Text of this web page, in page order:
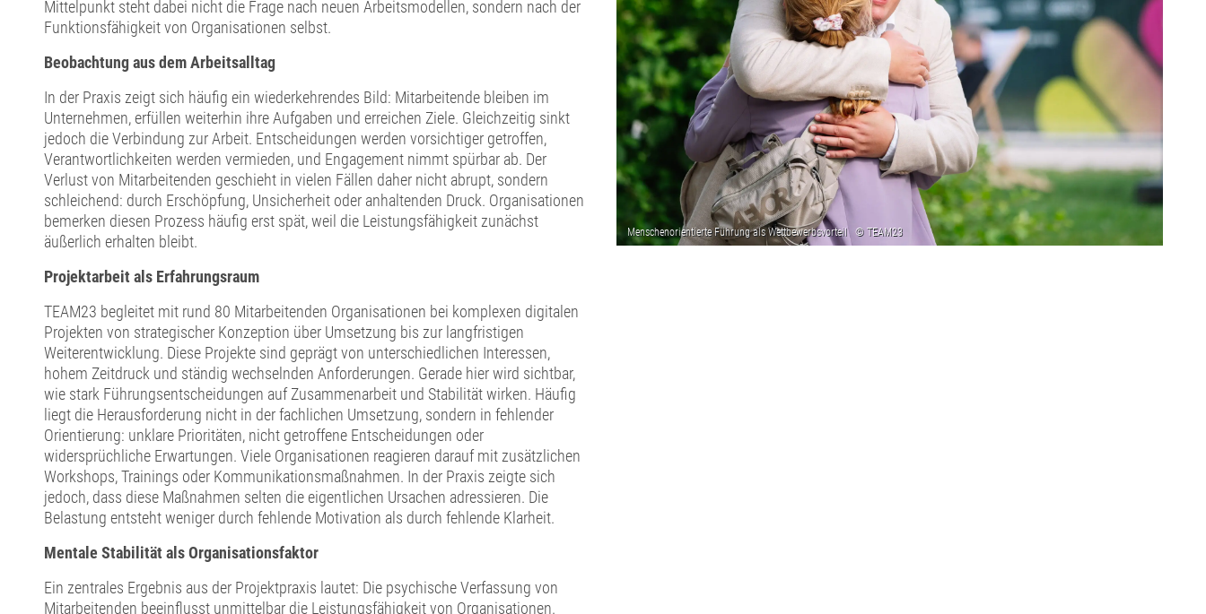
Mittelpunkt steht dabei nicht die Frage nach neuen Arbeitsmodellen, sondern nach der
Funktionsfähigkeit von Organisationen selbst.
Beobachtung aus dem Arbeitsalltag
In der Praxis zeigt sich häufig ein wiederkehrendes Bild: Mitarbeitende bleiben im
Unternehmen, erfüllen weiterhin ihre Aufgaben und erreichen Ziele. Gleichzeitig sinkt
jedoch die Verbindung zur Arbeit. Entscheidungen werden vorsichtiger getroffen,
Verantwortlichkeiten werden vermieden, und Engagement nimmt spürbar ab. Der
Verlust von Mitarbeitenden geschieht in vielen Fällen daher nicht abrupt, sondern
schleichend: durch Erschöpfung, Unsicherheit oder anhaltenden Druck. Organisationen
bemerken diesen Prozess häufig erst spät, weil die Leistungsfähigkeit zunächst
äußerlich erhalten bleibt.
Projektarbeit als Erfahrungsraum
TEAM23 begleitet mit rund 80 Mitarbeitenden Organisationen bei komplexen digitalen
Projekten von strategischer Konzeption über Umsetzung bis zur langfristigen
Weiterentwicklung. Diese Projekte sind geprägt von unterschiedlichen Interessen,
hohem Zeitdruck und ständig wechselnden Anforderungen. Gerade hier wird sichtbar,
wie stark Führungsentscheidungen auf Zusammenarbeit und Stabilität wirken. Häufig
liegt die Herausforderung nicht in der fachlichen Umsetzung, sondern in fehlender
Orientierung: unklare Prioritäten, nicht getroffene Entscheidungen oder
widersprüchliche Erwartungen. Viele Organisationen reagieren darauf mit zusätzlichen
Workshops, Trainings oder Kommunikationsmaßnahmen. In der Praxis zeigte sich
jedoch, dass diese Maßnahmen selten die eigentlichen Ursachen adressieren. Die
Belastung entsteht weniger durch fehlende Motivation als durch fehlende Klarheit.
Mentale Stabilität alsOrganisationsfaktor
Ein zentrales Ergebnis aus der Projektpraxis lautet: Die psychische Verfassung von
Mitarbeitenden beeinflusst unmittelbar die Leistungsfähigkeit von Organisationen.